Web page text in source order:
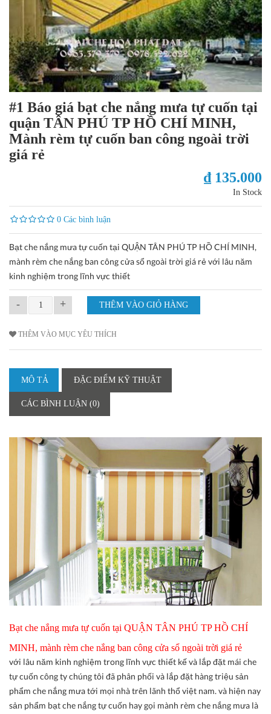
#1 Báo giá bạt che nắng mưa tự cuốn tại
quận TÂN PHÚ TP HỒ CHÍ MINH,
Mành rèm tự cuốn ban công ngoài trời
giá rẻ
₫ 135.000
In Stock
0 Các bình luận
Bạt che nắng mưa tự cuốn tại QUẬN TÂN PHÚ TP HỒ CHÍ MINH,
mành rèm che nắng ban công cửa sổ ngoài trời giá rẻ với lâu năm
kinh nghiệm trong lĩnh vực thiết
- +
THÊM VÀO MỤC YÊU THÍCH
MÔ TẢ ĐẶC ĐIỂM KỸ THUẬT
CÁC BÌNH LUẬN (0)
Bạt che nắng mưa tự cuốn tại QUẬN TÂN PHÚ TP HỒ CHÍ
MINH, mành rèm che nắng ban công cửa sổ ngoài trời giá rẻ
với lâu năm kinh nghiệm trong lĩnh vực thiết kế và lắp đặt mái che
tự cuốn công ty chúng tôi đã phân phối và lắp đặt hàng triệu sản
phẩm che nắng mưa tới mọi nhà trên lãnh thổ việt nam. và hiện nay
sản phẩm bạt che nắng tự cuốn hay gọi mành rèm che nắng mưa là